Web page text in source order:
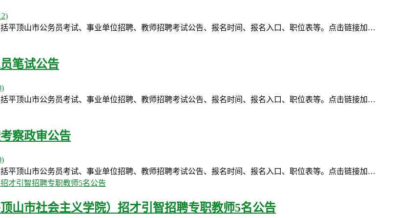
平顶山市公务员考试、事业单位招聘、教师招聘考试公告、报名时间、报名入口、职位表等。点击链接加…
笔试公告
平顶山市公务员考试、事业单位招聘、教师招聘考试公告、报名时间、报名入口、职位表等。点击链接加…
察政审公告
平顶山市公务员考试、事业单位招聘、教师招聘考试公告、报名时间、报名入口、职位表等。点击链接加…
山市社会主义学院）招才引智招聘专职教师5名公告